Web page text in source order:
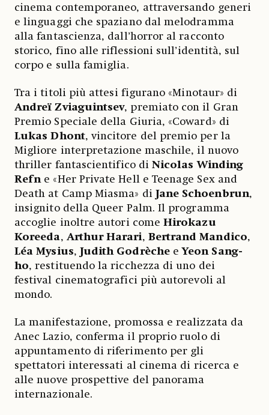
cinema contemporaneo, attraversando generi
e linguaggi che spaziano dal melodramma
alla fantascienza, dall’horror al racconto
storico, fino alle riflessioni sull’identità, sul
corpo e sulla famiglia.
Tra i titoli più attesi figurano «Minotaur» di
Andreï Zviaguintsev, premiato con il Gran
Premio Speciale della Giuria, «Coward» di
Lukas Dhont, vincitore del premio per la
Migliore interpretazione maschile, il nuovo
thriller fantascientifico diNicolas Winding
Refne «Her Private Hell e Teenage Sex and
Death at Camp Miasma» di
Jane Schoenbrun,
insignito della Queer Palm. Il programma
accoglie inoltre autori comeHirokazu
Koreeda, Arthur Harari, Bertrand Mandico,
Léa Mysius, Judith GodrècheeYeon Sang-
ho, restituendo la ricchezza di uno dei
festival cinematografici più autorevoli al
mondo.
La manifestazione, promossa e realizzata da
Anec Lazio, conferma il proprio ruolo di
appuntamento di riferimento per gli
spettatori interessati al cinema di ricerca e
alle nuove prospettive del panorama
internazionale.